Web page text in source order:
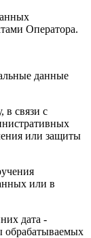
Оператора.
данные
в связи с
или защиты
или в
дата -
обрабатываемых